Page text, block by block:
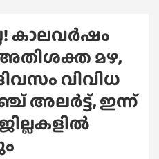
കാലവർഷം
മഴ,
വിവിധ
അലർട്ട്, ഇന്ന്